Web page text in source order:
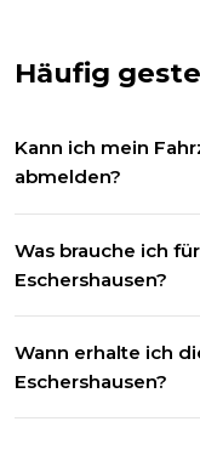
Häufig
Kann ich mein
abmelden?
Wir erledigen die
Was brauche ich
Eschershausen?
sowie beide
Wann erhalte ich
Eschershausen?